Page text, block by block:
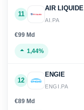
11
AIR LIQUIDE
AI.PA
€99 Md
1,44%
12
ENGIE
ENGI.PA
€89 Md